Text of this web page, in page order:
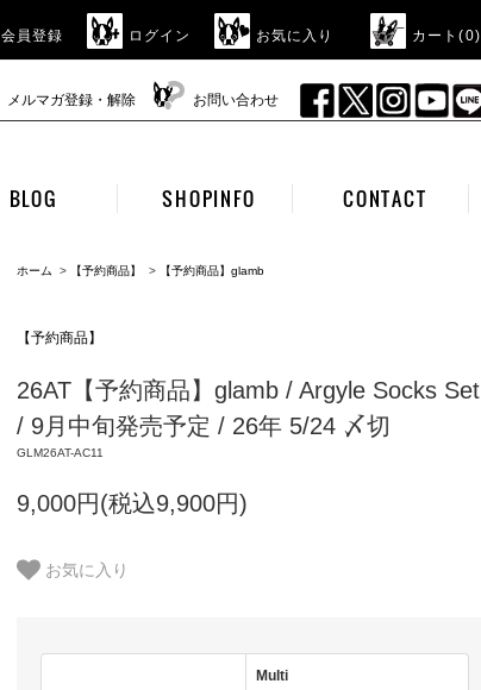
会員登録 ログイン お気に入り カート(0)
メルマガ登録・解除 お問い合わせ
BLOG SHOPINFO CONTACT
ホーム > 【予約商品】 > 【予約商品】glamb
【予約商品】
26AT【予約商品】glamb / Argyle Socks Set
/ 9月中旬発売予定 / 26年 5/24 〆切
GLM26AT-AC11
9,000円(税込9,900円)
お気に入り
Multi